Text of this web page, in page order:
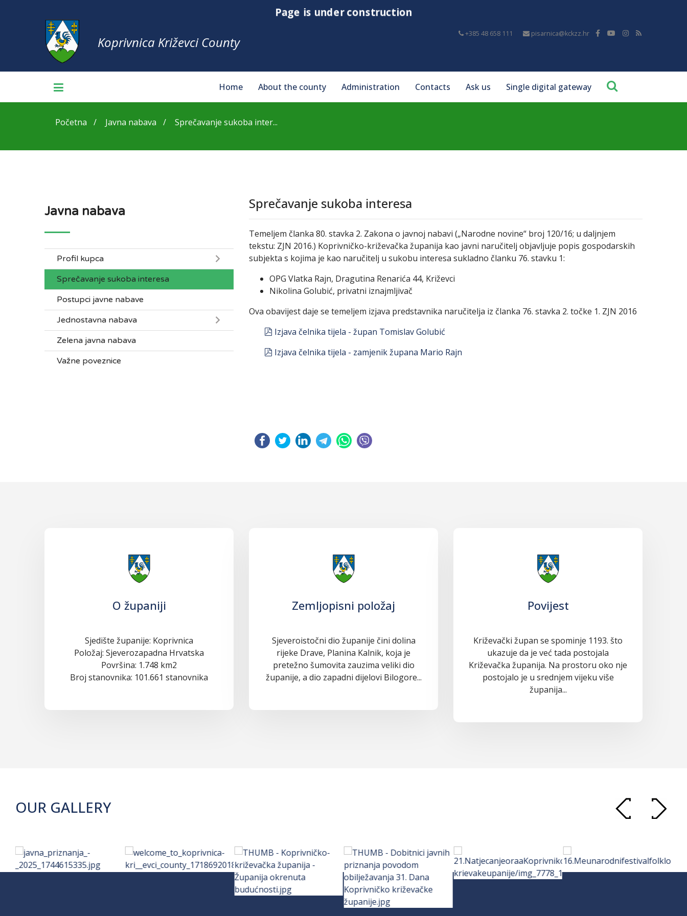
Page is under construction
+385 48 658 111 pisarnica@kckzz.hr
Koprivnica Križevci County
Home About the county Administration Contacts Ask us Single digital gateway
Početna Javna nabava Sprečavanje sukoba inter...
Javna nabava
Profil kupca
Sprečavanje sukoba interesa
Postupci javne nabave
Jednostavna nabava
Zelena javna nabava
Važne poveznice
Sprečavanje sukoba interesa
Temeljem članka 80. stavka 2. Zakona o javnoj nabavi („Narodne novine“ broj 120/16; u daljnjem
tekstu: ZJN 2016.) Koprivničko-križevačka županija kao javni naručitelj objavljuje popis gospodarskih
subjekta s kojima je kao naručitelj u sukobu interesa sukladno članku 76. stavku 1:
OPG Vlatka Rajn, Dragutina Renarića 44, Križevci
Nikolina Golubić, privatni iznajmljivač
Ova obavijest daje se temeljem izjava predstavnika naručitelja iz članka 76. stavka 2. točke 1. ZJN 2016
pdf
Izjava čelnika tijela - župan Tomislav Golubić
pdf
Izjava čelnika tijela - zamjenik župana Mario Rajn
O županiji
Sjedište županije: Koprivnica
Položaj: Sjeverozapadna Hrvatska
Površina: 1.748 km2
Broj stanovnika: 101.661 stanovnika
Zemljopisni položaj
Sjeveroistočni dio županije čini dolina
rijeke Drave, Planina Kalnik, koja je
pretežno šumovita zauzima veliki dio
županije, a dio zapadni dijelovi Bilogore...
Povijest
Križevački župan se spominje 1193. što
ukazuje da je već tada postojala
Križevačka županija. Na prostoru oko nje
postojalo je u srednjem vijeku više
županija...
OUR GALLERY